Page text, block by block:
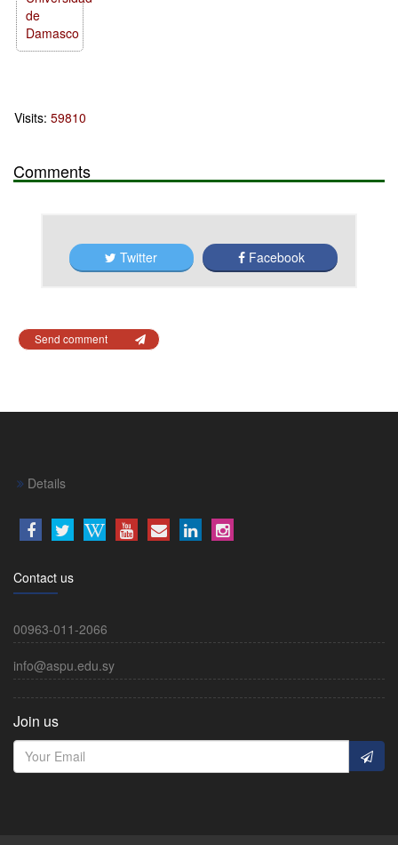
de
Damasco
Visits: 59810
Comments
Twitter Facebook
Send comment
Details
Contact us
00963-011-2066
info@aspu.edu.sy
Join us